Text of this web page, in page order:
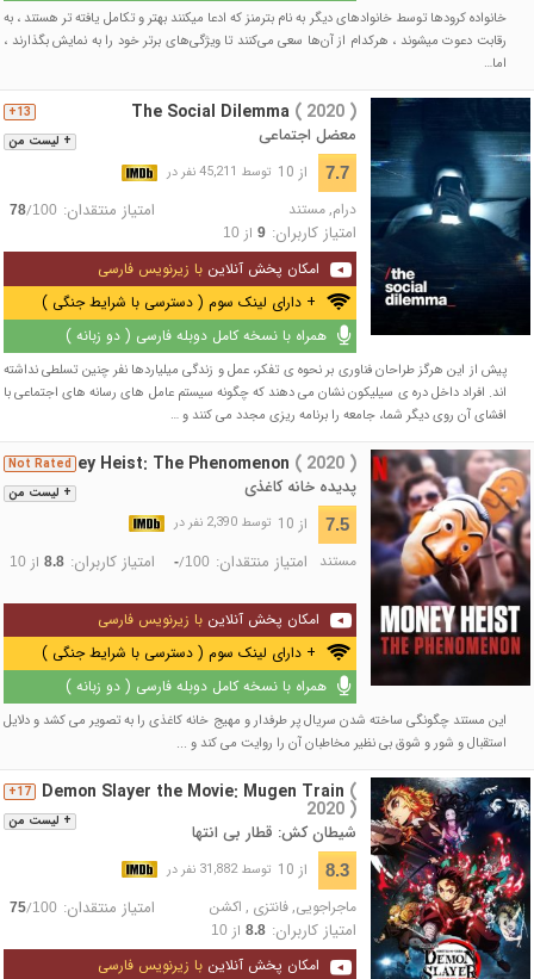
خانواده کرودها توسط خانواده‎ای دیگر به نام بترمنز که ادعا می‎کنند بهتر و تکامل یافته ‎تر هستند ، به
رقابت دعوت می‎شوند ، هرکدام از آن‌ها سعی می‌کنند تا ویژگی‌های برتر خود را به نمایش بگذارند ،
اما…
+ لیست من
13+ The Social Dilemma ( 2020 )
معضل اجتماعی
7.7 از 10 توسط 45,211 نفر در
درام,مستند امتیاز منتقدان: 78/100
امتیاز کاربران: 9از 10
امکان پخش آنلاین با زیرنویس فارسی
+ دارای لینک سوم ( دسترسی با شرایط جنگی )
همراه با نسخه کامل دوبله فارسی ( دو زبانه )
پیش از این هرگز طراحان فناوری بر نحوه ی تفکر، عمل و زندگی میلیاردها نفر چنین تسلطی نداشته
اند. افراد داخل دره ی سیلیکون نشان می دهند که چگونه سیستم عامل های رسانه های اجتماعی با
افشای آن روی دیگر شما، جامعه را برنامه ریزی مجدد می کنند و …
+ لیست من
Not RatedMoney Heist: The Phenomenon ( 2020 )
پدیده خانه کاغذی
7.5 از 10 توسط 2,390 نفر در
مستند امتیاز منتقدان: -/100 امتیاز کاربران: 8.8از 10
امکان پخش آنلاین با زیرنویس فارسی
+ دارای لینک سوم ( دسترسی با شرایط جنگی )
همراه با نسخه کامل دوبله فارسی ( دو زبانه )
این مستند چگونگی ساخته شدن سریال پر طرفدار و مهیج خانه کاغذی را به تصویر می کشد و دلایل
استقبال و شور و شوق بی نظیر مخاطبان آن را روایت می کند و ...
+ لیست من
17+ Demon Slayer the Movie: Mugen Train (
2020 )
شیطان کش: قطار بی انتها
8.3 از 10 توسط 31,882 نفر در
ماجراجویی,فانتزی , اکشن امتیاز منتقدان: 75/100
امتیاز کاربران: 8.8از 10
امکان پخش آنلاین با زیرنویس فارسی